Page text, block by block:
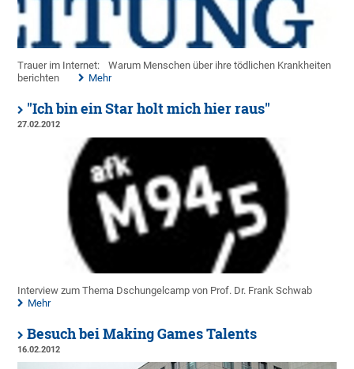
Trauer im Internet:
Warum Menschen über ihre tödlichen Krankheiten
berichten
Mehr
"Ich bin ein Star holt mich hier raus"
27.02.2012
Interview zum Thema Dschungelcamp von Prof. Dr. Frank Schwab
Mehr
Besuch bei Making Games Talents
16.02.2012